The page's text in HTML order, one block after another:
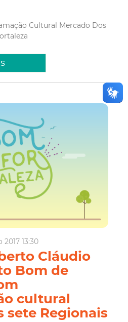
Cultural Mercado Dos
13:30
Cláudio
Bom de
cultural
sete Regionais